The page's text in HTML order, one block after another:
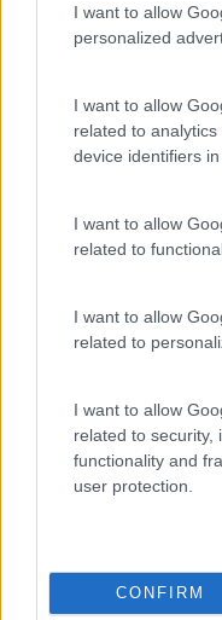
I want to allow
personalized
I want to allow
related to
device identifiers in
I want to allow
related to
I want to allow
related to
I want to allow
related to security,
functionality and
user protection.
CONFIRM
sobre
ao seu